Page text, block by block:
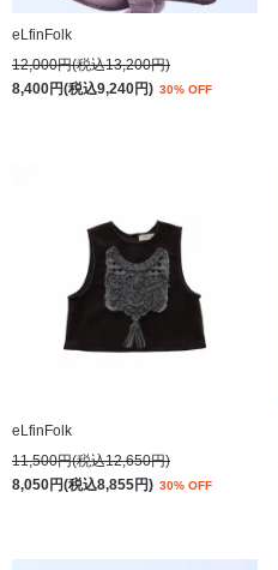
eLfinFolk
12,000円(税込13,200円)
8,400円(税込9,240円) 30% OFF
eLfinFolk
11,500円(税込12,650円)
8,050円(税込8,855円) 30% OFF